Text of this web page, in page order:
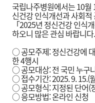
국립나주병원에서는 10월
신건강 인식개선과 사회
「2025년 정신건강 인식
하오니 많은 관심 바랍니다.
○ 공모주제: 정신건강에
한 4행시
○ 공모대상: 전 국민 누구
○ 접수기간: 2025. 9. 15.(
○ 공모형식: 지정된 단어(
○ 응모방법: 온라인 신청